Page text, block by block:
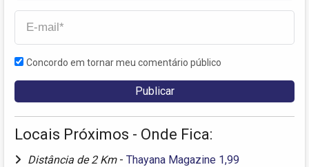
Concordo em tornar meu comentário público
Locais Próximos - Onde Fica:
Distância de 2 Km - Thayana Magazine 1,99